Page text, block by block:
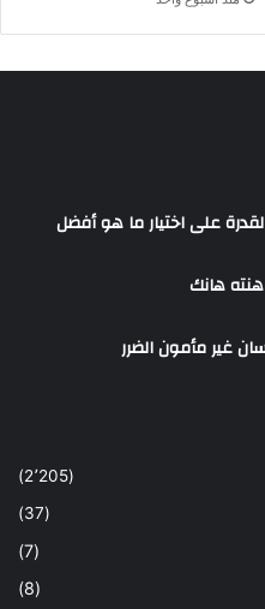
على اختيار ما هو أفضل
هانك
غير مأمون الضرر
(2٬205)
(37)
(7)
(8)